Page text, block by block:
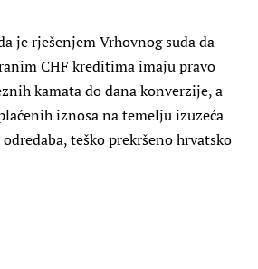
je rješenjem Vrhovnog suda da
CHF kreditima imaju pravo
kamata do dana konverzije, a
iznosa na temelju izuzeća
teško prekršeno hrvatsko